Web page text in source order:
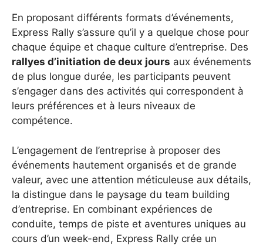
En proposant différents formats d’événements,
Express Rally s’assure qu’il y a quelque chose pour
chaque équipe et chaque culture d’entreprise. Des
rallyes d’initiation de deux jours aux événements
de plus longue durée, les participants peuvent
s’engager dans des activités qui correspondent à
leurs préférences et à leurs niveaux de
compétence.
L’engagement de l’entreprise à proposer des
événements hautement organisés et de grande
valeur, avec une attention méticuleuse aux détails,
la distingue dans le paysage du team building
d’entreprise. En combinant expériences de
conduite, temps de piste et aventures uniques au
cours d’un week-end, Express Rally crée un